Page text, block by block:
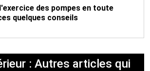
des pompes en toute
quelques conseils
: Autres articles qui